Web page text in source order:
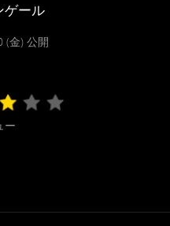
ゲール
(金) 公開
ー